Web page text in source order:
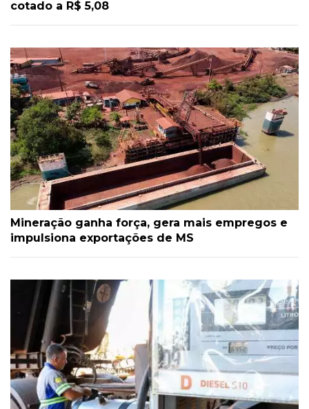
cotado a R$ 5,08
Mineração ganha força, gera mais empregos e
impulsiona exportações de MS